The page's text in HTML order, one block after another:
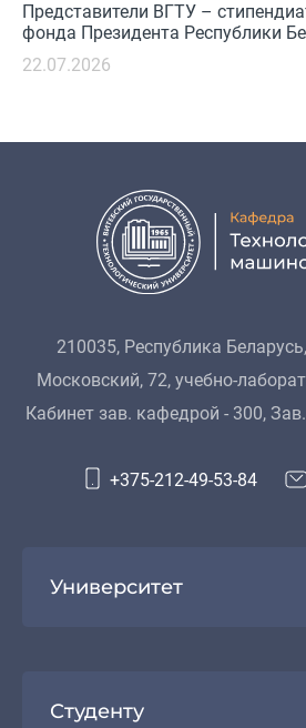
Представители ВГТУ –
фонда Президента Республики
22.07.2026
210035, Республика
Московский, 72, учебно-
Кабинет зав. кафедрой - 300,
+375-212-49-53-84
Университет
Студенту